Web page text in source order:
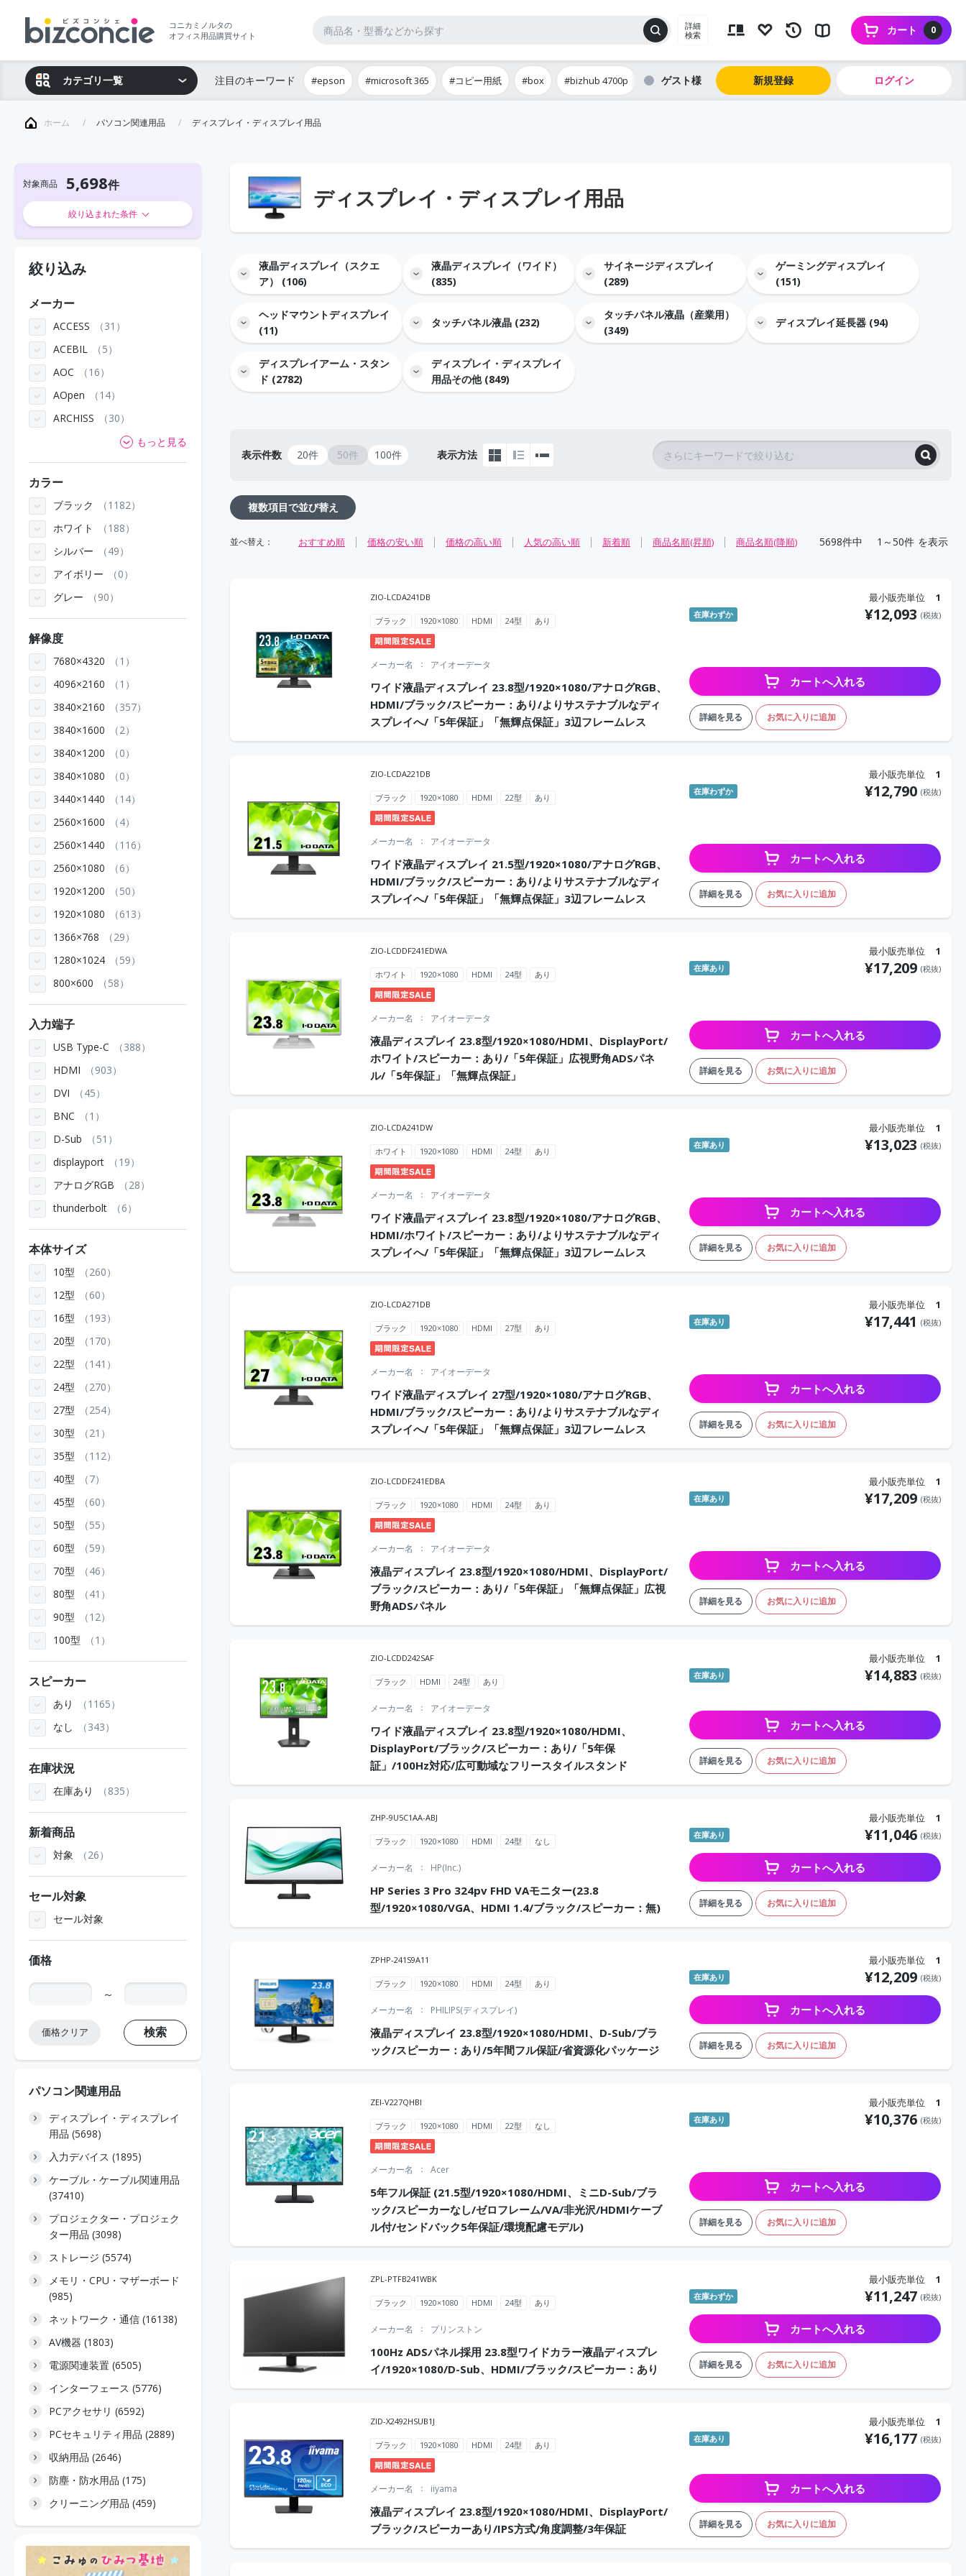
コニカミノルタの
オフィス用品購買サイト
詳細
検索
0
カート
カテゴリ一覧 注目のキーワード #epson #microsoft 365 #コピー用紙 #box #bizhub 4700p ゲスト 新規登録 ログイン
ホーム パソコン関連用品 ディスプレイ・ディスプレイ用品
ディスプレイ・ディスプレイ用品
液晶ディスプレイ（スクエ
ア） (106)
液晶ディスプレイ（ワイド）
(835)
サイネージディスプレイ
(289)
ゲーミングディスプレイ
(151)
ヘッドマウントディスプレイ
(11)
タッチパネル液晶 (232)
タッチパネル液晶（産業用）
(349)
ディスプレイ延長器 (94)
ディスプレイアーム・スタン
ド (2782)
ディスプレイ・ディスプレイ
用品その他 (849)
表示件数 20件 50件 100件 表示方法
複数項目で並び替え
並べ替え： おすすめ順 価格の安い順 価格の高い順 人気の高い順 新着順 商品名順(昇順) 商品名順(降順) 5698件中 1～50件 を表示
ZIO-LCDA241DB
ブラック 1920×1080 HDMI 24型 あり
ワイド液晶ディスプレイ 23.8型/1920×1080/アナログRGB、
HDMI/ブラック/スピーカー：あり/よりサステナブルなディ
スプレイへ/「5年保証」「無輝点保証」3辺フレームレス
メーカー名 アイオーデータ
最小販売単位 1
在庫わずか ¥12,093 (税抜)
カートへ入れる
詳細を見る お気に入りに追加
ZIO-LCDA221DB
ブラック 1920×1080 HDMI 22型 あり
ワイド液晶ディスプレイ 21.5型/1920×1080/アナログRGB、
HDMI/ブラック/スピーカー：あり/よりサステナブルなディ
スプレイへ/「5年保証」「無輝点保証」3辺フレームレス
メーカー名 アイオーデータ
最小販売単位 1
在庫わずか ¥12,790 (税抜)
カートへ入れる
詳細を見る お気に入りに追加
ZIO-LCDDF241EDWA
ホワイト 1920×1080 HDMI 24型 あり
液晶ディスプレイ 23.8型/1920×1080/HDMI、DisplayPort/
ホワイト/スピーカー：あり/「5年保証」広視野角ADSパネ
ル/「5年保証」「無輝点保証」
メーカー名 アイオーデータ
最小販売単位 1
在庫あり ¥17,209 (税抜)
カートへ入れる
詳細を見る お気に入りに追加
ZIO-LCDA241DW
ホワイト 1920×1080 HDMI 24型 あり
ワイド液晶ディスプレイ 23.8型/1920×1080/アナログRGB、
HDMI/ホワイト/スピーカー：あり/よりサステナブルなディ
スプレイへ/「5年保証」「無輝点保証」3辺フレームレス
メーカー名 アイオーデータ
最小販売単位 1
在庫あり ¥13,023 (税抜)
カートへ入れる
詳細を見る お気に入りに追加
ZIO-LCDA271DB
ブラック 1920×1080 HDMI 27型 あり
ワイド液晶ディスプレイ 27型/1920×1080/アナログRGB、
HDMI/ブラック/スピーカー：あり/よりサステナブルなディ
スプレイへ/「5年保証」「無輝点保証」3辺フレームレス
メーカー名 アイオーデータ
最小販売単位 1
在庫あり ¥17,441 (税抜)
カートへ入れる
詳細を見る お気に入りに追加
ZIO-LCDDF241EDBA
ブラック 1920×1080 HDMI 24型 あり
液晶ディスプレイ 23.8型/1920×1080/HDMI、DisplayPort/
ブラック/スピーカー：あり/「5年保証」「無輝点保証」広視
野角ADSパネル
メーカー名 アイオーデータ
最小販売単位 1
在庫あり ¥17,209 (税抜)
カートへ入れる
詳細を見る お気に入りに追加
ZIO-LCDD242SAF
ブラック HDMI 24型 あり
ワイド液晶ディスプレイ 23.8型/1920×1080/HDMI、
DisplayPort/ブラック/スピーカー：あり/「5年保
証」/100Hz対応/広可動域なフリースタイルスタンド
メーカー名 アイオーデータ
最小販売単位 1
在庫あり ¥14,883 (税抜)
カートへ入れる
詳細を見る お気に入りに追加
ZHP-9U5C1AA-ABJ
ブラック 1920×1080 HDMI 24型 なし
HP Series 3 Pro 324pv FHD VAモニター(23.8
型/1920×1080/VGA、HDMI 1.4/ブラック/スピーカー：無)
メーカー名 HP(Inc.)
最小販売単位 1
在庫あり ¥11,046 (税抜)
カートへ入れる
詳細を見る お気に入りに追加
ZPHP-241S9A11
ブラック 1920×1080 HDMI 24型 あり
液晶ディスプレイ 23.8型/1920×1080/HDMI、D-Sub/ブラ
ック/スピーカー：あり/5年間フル保証/省資源化パッケージ
メーカー名 PHILIPS(ディスプレイ)
最小販売単位 1
在庫あり ¥12,209 (税抜)
カートへ入れる
詳細を見る お気に入りに追加
ZEI-V227QHBI
ブラック 1920×1080 HDMI 22型 なし
5年フル保証 (21.5型/1920×1080/HDMI、ミニD-Sub/ブラ
ック/スピーカーなし/ゼロフレーム/VA/非光沢/HDMIケーブ
ル付/センドバック5年保証/環境配慮モデル)
メーカー名 Acer
最小販売単位 1
在庫あり ¥10,376 (税抜)
カートへ入れる
詳細を見る お気に入りに追加
ZPL-PTFB241WBK
ブラック 1920×1080 HDMI 24型 あり
100Hz ADSパネル採用 23.8型ワイドカラー液晶ディスプレ
イ/1920×1080/D-Sub、HDMI/ブラック/スピーカー：あり
メーカー名 プリンストン
最小販売単位 1
在庫わずか ¥11,247 (税抜)
カートへ入れる
詳細を見る お気に入りに追加
ZID-X2492HSUB1J
ブラック 1920×1080 HDMI 24型 あり
液晶ディスプレイ 23.8型/1920×1080/HDMI、DisplayPort/
ブラック/スピーカーあり/IPS方式/角度調整/3年保証
メーカー名 iiyama
最小販売単位 1
在庫あり ¥16,177 (税抜)
カートへ入れる
詳細を見る お気に入りに追加
対象商品 5,698
絞り込まれた条件
絞り込み
メーカー
ACCESS
31
ACEBIL
5
AOC
16
AOpen
14
ARCHISS
30
もっと見る
カラー
ブラック
1182
ホワイト
188
シルバー
49
アイボリー
0
グレー
90
解像度
7680×4320
1
4096×2160
1
3840×2160
357
3840×1600
2
3840×1200
0
3840×1080
0
3440×1440
14
2560×1600
4
2560×1440
116
2560×1080
6
1920×1200
50
1920×1080
613
1366×768
29
1280×1024
59
800×600
58
入力端子
USB Type-C
388
HDMI
903
DVI
45
BNC
1
D-Sub
51
displayport
19
アナログRGB
28
thunderbolt
6
本体サイズ
10型
260
12型
60
16型
193
20型
170
22型
141
24型
270
27型
254
30型
21
35型
112
40型
7
45型
60
50型
55
60型
59
70型
46
80型
41
90型
12
100型
1
スピーカー
あり
1165
なし
343
在庫状況
在庫あり 835
新着商品
対象 26
セール対象
セール対象
価格
～
価格クリア 検索
パソコン関連用品
ディスプレイ・ディスプレイ
用品 (5698)
入力デバイス (1895)
ケーブル・ケーブル関連用品
(37410)
プロジェクター・プロジェク
ター用品 (3098)
ストレージ (5574)
メモリ・CPU・マザーボード
(985)
ネットワーク・通信 (16138)
AV機器 (1803)
電源関連装置 (6505)
インターフェース (5776)
PCアクセサリ (6592)
PCセキュリティ用品 (2889)
収納用品 (2646)
防塵・防水用品 (175)
クリーニング用品 (459)